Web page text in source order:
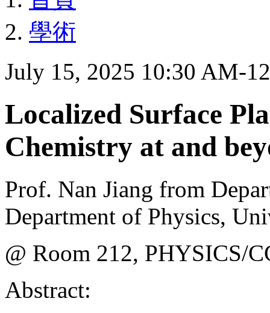
學術
July 15, 2025 10:30 AM-
Localized Surface
Chemistry at and
Prof. Nan Jiang from
Department of Physics,
@ Room 212, PHYSICS/
Abstract: